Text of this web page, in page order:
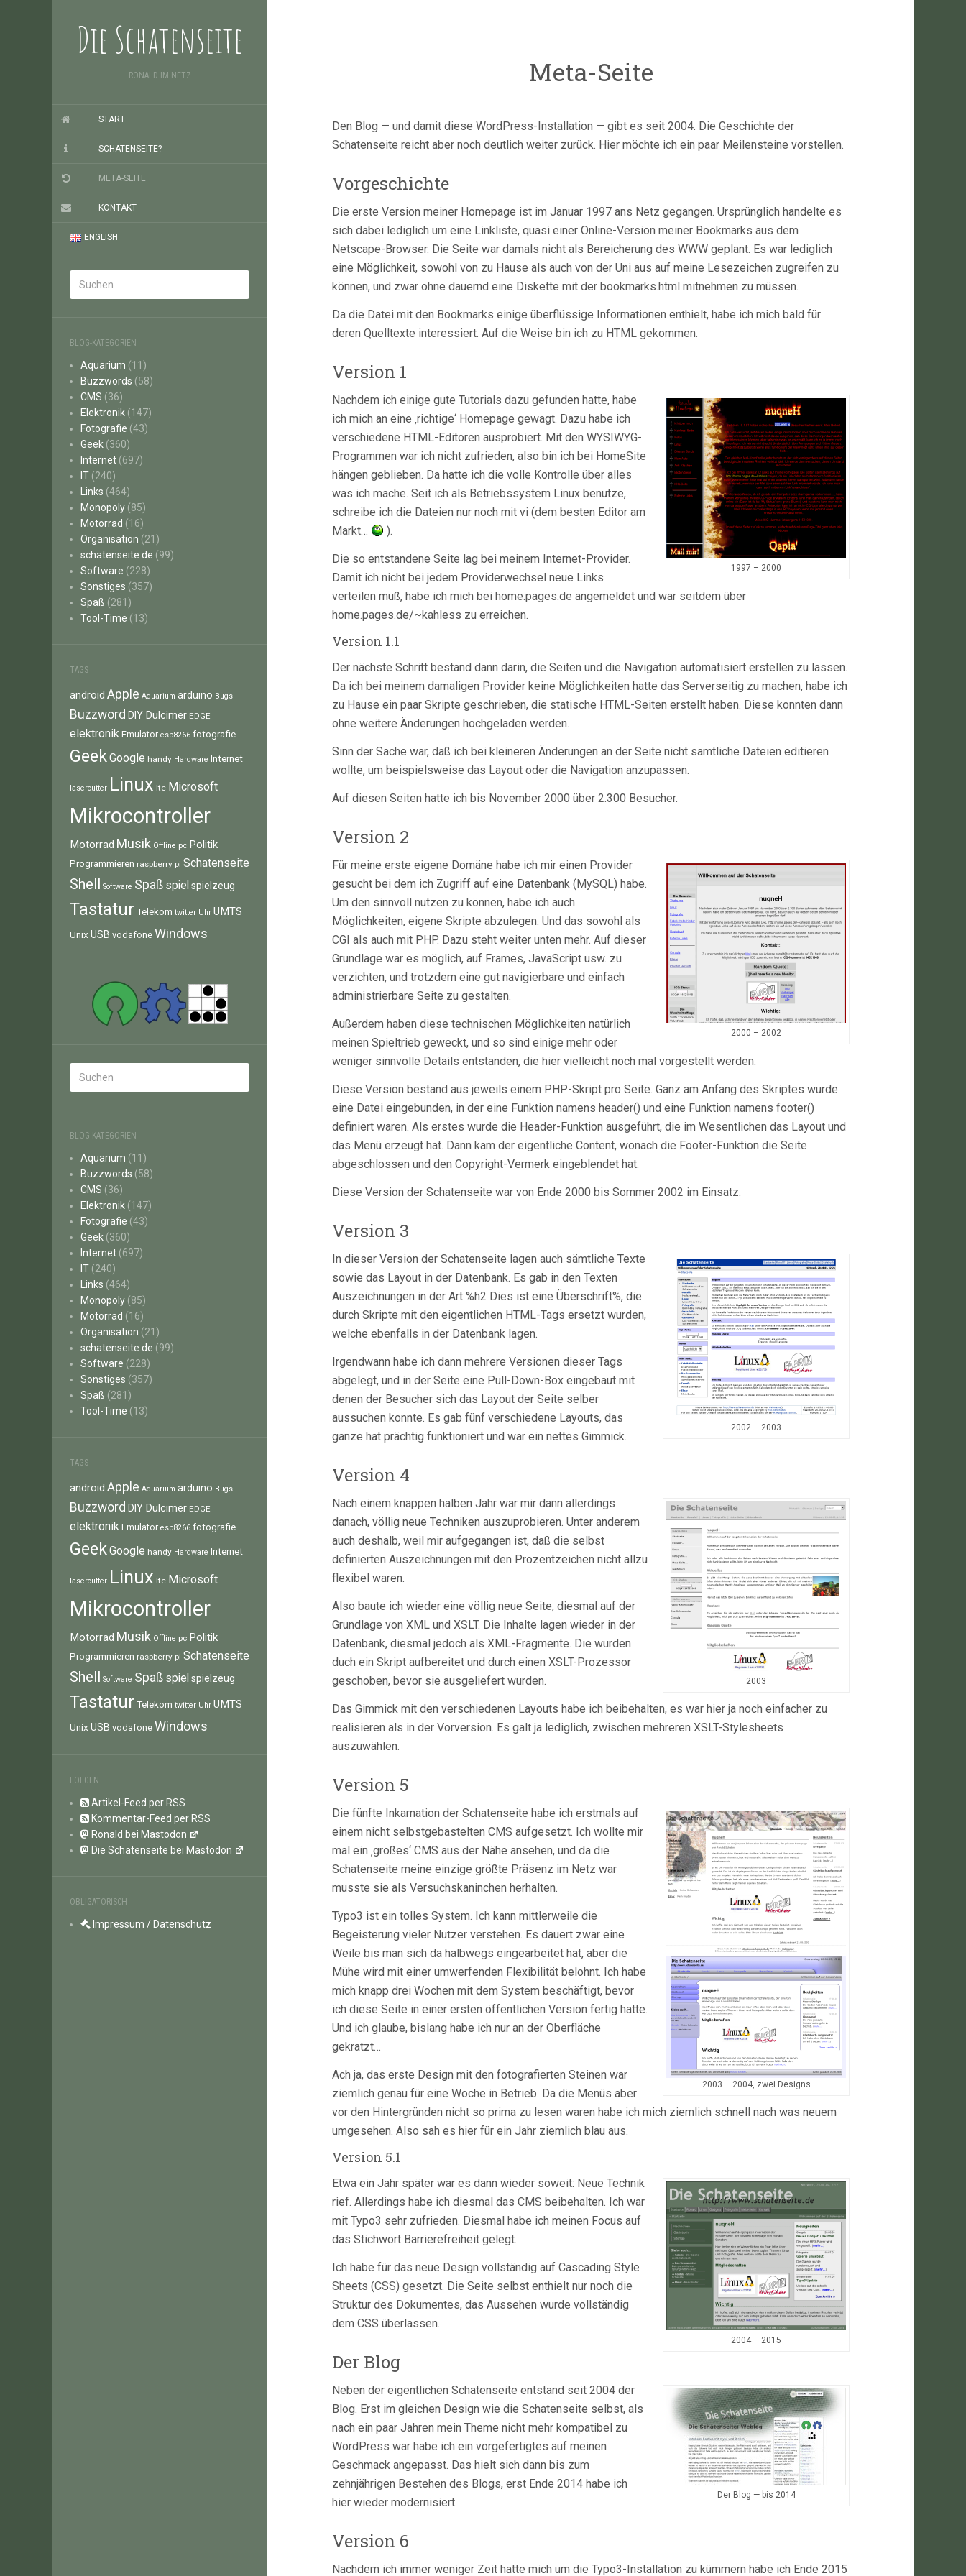
Die Schatenseite
RONALD IM NETZ
START
SCHATENSEITE?
META-SEITE
KONTAKT
ENGLISH
BLOG-KATEGORIEN
Aquarium (11)
Buzzwords (58)
CMS (36)
Elektronik (147)
Fotografie (43)
Geek (360)
Internet (697)
IT (240)
Links (464)
Monopoly (85)
Motorrad (16)
Organisation (21)
schatenseite.de (99)
Software (228)
Sonstiges (357)
Spaß (281)
Tool-Time (13)
TAGS
android Apple Aquarium arduino Bugs
Buzzword DIY Dulcimer EDGE
elektronik Emulator esp8266 fotografie
GeekGoogle handy Hardware Internet
lasercutter Linux lte Microsoft
Mikrocontroller
Motorrad Musik Offline pc Politik
Programmieren raspberry pi Schatenseite
Shell Software Spaß spiel spielzeug
Tastatur Telekom twitter Uhr UMTS
Unix USB vodafone Windows
BLOG-KATEGORIEN
Aquarium (11)
Buzzwords (58)
CMS (36)
Elektronik (147)
Fotografie (43)
Geek (360)
Internet (697)
IT (240)
Links (464)
Monopoly (85)
Motorrad (16)
Organisation (21)
schatenseite.de (99)
Software (228)
Sonstiges (357)
Spaß (281)
Tool-Time (13)
TAGS
android Apple Aquarium arduino Bugs
Buzzword DIY Dulcimer EDGE
elektronik Emulator esp8266 fotografie
GeekGoogle handy Hardware Internet
lasercutter Linux lte Microsoft
Mikrocontroller
Motorrad Musik Offline pc Politik
Programmieren raspberry pi Schatenseite
Shell Software Spaß spiel spielzeug
Tastatur Telekom twitter Uhr UMTS
Unix USB vodafone Windows
FOLGEN
Artikel-Feed per RSS
Kommentar-Feed per RSS
Ronald bei Mastodon
Die Schatenseite bei Mastodon
OBLIGATORISCH
Impressum / Datenschutz
Meta-Seite
Den Blog — und damit diese WordPress-Installation — gibt es seit 2004. Die Geschichte der
Schatenseite reicht aber noch deutlich weiter zurück. Hier möchte ich ein paar Meilensteine vorstellen.
Vorgeschichte
Die erste Version meiner Homepage ist im Januar 1997 ans Netz gegangen. Ursprünglich handelte es
sich dabei lediglich um eine Linkliste, quasi einer Online-Version meiner Bookmarks aus dem
Netscape-Browser. Die Seite war damals nicht als Bereicherung des WWW geplant. Es war lediglich
eine Möglichkeit, sowohl von zu Hause als auch von der Uni aus auf meine Lesezeichen zugreifen zu
können, und zwar ohne dauernd eine Diskette mit der bookmarks.html mitnehmen zu müssen.
Da die Datei mit den Bookmarks einige überflüssige Informationen enthielt, habe ich mich bald für
deren Quelltexte interessiert. Auf die Weise bin ich zu HTML gekommen.
Version 1
1997 – 2000
Nachdem ich einige gute Tutorials dazu gefunden hatte, habe
ich mich an eine ‚richtige‘ Homepage gewagt. Dazu habe ich
verschiedene HTML-Editoren ausprobiert. Mit den WYSIWYG-
Programmen war ich nicht zufrieden, also bin ich bei HomeSite
hängen geblieben. Da hatte ich die volle Kontrolle über alles
was ich mache. Seit ich als Betriebssystem Linux benutze,
schreibe ich die Dateien nur noch mit vi (dem besten Editor am
Markt…
).
Die so entstandene Seite lag bei meinem Internet-Provider.
Damit ich nicht bei jedem Providerwechsel neue Links
verteilen muß, habe ich mich bei home.pages.de angemeldet und war seitdem über
home.pages.de/~kahless zu erreichen.
Version 1.1
Der nächste Schritt bestand dann darin, die Seiten und die Navigation automatisiert erstellen zu lassen.
Da ich bei meinem damaligen Provider keine Möglichkeiten hatte das Serverseitig zu machen, habe ich
zu Hause ein paar Skripte geschrieben, die statische HTML-Seiten erstellt haben. Diese konnten dann
ohne weitere Änderungen hochgeladen werden.
Sinn der Sache war, daß ich bei kleineren Änderungen an der Seite nicht sämtliche Dateien editieren
wollte, um beispielsweise das Layout oder die Navigation anzupassen.
Auf diesen Seiten hatte ich bis November 2000 über 2.300 Besucher.
Version 2
2000 – 2002
Für meine erste eigene Domäne habe ich mir einen Provider
gesucht bei dem ich Zugriff auf eine Datenbank (MySQL) habe.
Um den sinnvoll nutzen zu können, habe ich auch
Möglichkeiten, eigene Skripte abzulegen. Und das sowohl als
CGI als auch mit PHP. Dazu steht weiter unten mehr. Auf dieser
Grundlage war es möglich, auf Frames, JavaScript usw. zu
verzichten, und trotzdem eine gut navigierbare und einfach
administrierbare Seite zu gestalten.
Außerdem haben diese technischen Möglichkeiten natürlich
meinen Spieltrieb geweckt, und so sind einige mehr oder
weniger sinnvolle Details entstanden, die hier vielleicht noch mal vorgestellt werden.
Diese Version bestand aus jeweils einem PHP-Skript pro Seite. Ganz am Anfang des Skriptes wurde
eine Datei eingebunden, in der eine Funktion namens header() und eine Funktion namens footer()
definiert waren. Als erstes wurde die Header-Funktion ausgeführt, die im Wesentlichen das Layout und
das Menü erzeugt hat. Dann kam der eigentliche Content, wonach die Footer-Funktion die Seite
abgeschlossen und den Copyright-Vermerk eingeblendet hat.
Diese Version der Schatenseite war von Ende 2000 bis Sommer 2002 im Einsatz.
Version 3
2002 – 2003
In dieser Version der Schatenseite lagen auch sämtliche Texte
sowie das Layout in der Datenbank. Es gab in den Texten
Auszeichnungen in der Art %h2 Dies ist eine Überschrift%, die
durch Skripte mit den eigentlichen HTML-Tags ersetzt wurden,
welche ebenfalls in der Datenbank lagen.
Irgendwann habe ich dann mehrere Versionen dieser Tags
abgelegt, und in der Seite eine Pull-Down-Box eingebaut mit
denen der Besucher sich das Layout der Seite selber
aussuchen konnte. Es gab fünf verschiedene Layouts, das
ganze hat prächtig funktioniert und war ein nettes Gimmick.
Version 4
2003
Nach einem knappen halben Jahr war mir dann allerdings
danach, völlig neue Techniken auszuprobieren. Unter anderem
auch deshalb, weil mir aufgegangen ist, daß die selbst
definierten Auszeichnungen mit den Prozentzeichen nicht allzu
flexibel waren.
Also baute ich wieder eine völlig neue Seite, diesmal auf der
Grundlage von XML und XSLT. Die Inhalte lagen wieder in der
Datenbank, diesmal jedoch als XML-Fragmente. Die wurden
duch ein Skript aufbereitet und durch einen XSLT-Prozessor
geschoben, bevor sie ausgeliefert wurden.
Das Gimmick mit den verschiedenen Layouts habe ich beibehalten, es war hier ja noch einfacher zu
realisieren als in der Vorversion. Es galt ja lediglich, zwischen mehreren XSLT-Stylesheets
auszuwählen.
Version 5
2003 – 2004, zwei Designs
Die fünfte Inkarnation der Schatenseite habe ich erstmals auf
einem nicht selbstgebastelten CMS aufgesetzt. Ich wollte mir
mal ein ‚großes‘ CMS aus der Nähe ansehen, und da die
Schatenseite meine einzige größte Präsenz im Netz war
musste sie als Versuchskaninchen herhalten.
Typo3 ist ein tolles System. Ich kann mittlerweile die
Begeisterung vieler Nutzer verstehen. Es dauert zwar eine
Weile bis man sich da halbwegs eingearbeitet hat, aber die
Mühe wird mit einer umwerfenden Flexibilität belohnt. Ich habe
mich knapp drei Wochen mit dem System beschäftigt, bevor
ich diese Seite in einer ersten öffentlichen Version fertig hatte.
Und ich glaube, bislang habe ich nur an der Oberfläche
gekratzt…
Ach ja, das erste Design mit den fotografierten Steinen war
ziemlich genau für eine Woche in Betrieb. Da die Menüs aber
vor den Hintergründen nicht so prima zu lesen waren habe ich mich ziemlich schnell nach was neuem
umgesehen. Also sah es hier für ein Jahr ziemlich blau aus.
Version 5.1
2004 – 2015
Etwa ein Jahr später war es dann wieder soweit: Neue Technik
rief. Allerdings habe ich diesmal das CMS beibehalten. Ich war
mit Typo3 sehr zufrieden. Diesmal habe ich meinen Focus auf
das Stichwort Barrierefreiheit gelegt.
Ich habe für das neue Design vollständig auf Cascading Style
Sheets (CSS) gesetzt. Die Seite selbst enthielt nur noch die
Struktur des Dokumentes, das Aussehen wurde vollständig
dem CSS überlassen.
Der Blog
Der Blog — bis 2014
Neben der eigentlichen Schatenseite entstand seit 2004 der
Blog. Erst im gleichen Design wie die Schatenseite selbst, als
nach ein paar Jahren mein Theme nicht mehr kompatibel zu
WordPress war habe ich ein vorgefertigtes auf meinen
Geschmack angepasst. Das hielt sich dann bis zum
zehnjährigen Bestehen des Blogs, erst Ende 2014 habe ich
hier wieder modernisiert.
Version 6
Nachdem ich immer weniger Zeit hatte mich um die Typo3-Installation zu kümmern habe ich Ende 2015